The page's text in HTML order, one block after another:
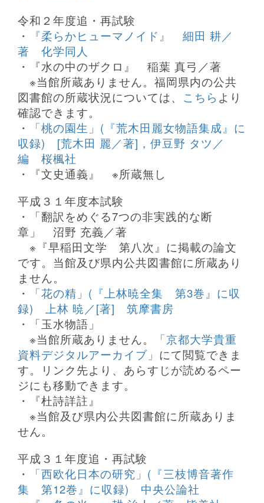
令和２年度追・再試験
・
『柔らかヒューマノイド』 細田 耕／
著 化学同人
・『水の中のザクロ』 稲葉 真弓／著
※当館所蔵ありません。福岡県内の公共
図書館の所蔵状況については、 こちら より
確認できます。
・
「桃の園生」(『荒木田麗女物語集成』に
収録) [荒木田 麗／著]，伊豆野 タツ／
編 桜楓社
・『文史通義』 ※所蔵無し
平成３１年度本試験
・「翻訳をめぐる7つの非実践的な断
章」 沼野 充義／著
※『早稲田文学 第八次』に掲載の論文
です。当館及び県内公共図書館に所蔵あり
ません。
・
「花の精」(『上林暁全集 第3巻』に収
録) 上林 暁／[著] 筑摩書房
・「玉水物語」
※当館所蔵ありません。
「京都大学貴重
資料デジタルアーカイブ」 にて閲覧できま
す。リンク先より、あらすじが読めるペー
ジにも移動できます。
・『杜詩詳註』
※当館及び県内公共図書館に所蔵ありま
せん。
平成３１年度追・再試験
・
「西欧化日本の研究」(『三枝博音著作
集 第12巻』に収録) 中央公論社